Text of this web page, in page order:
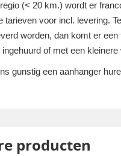
(< 20 km.) wordt er
tarieven voor incl. levering.
worden, dan komt er
of met een
gunstig een aanhanger
producten